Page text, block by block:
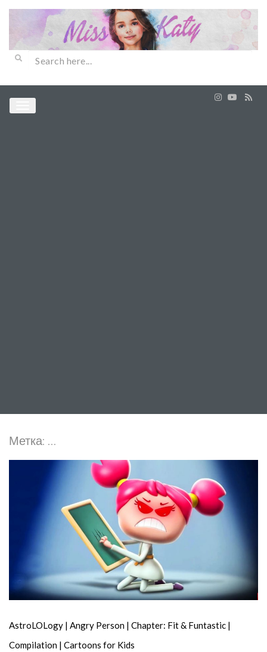
Метка: …
AstroLOLogy | Angry Person | Chapter: Fit & Funtastic |
Compilation | Cartoons for Kids